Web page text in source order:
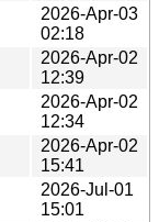
2026-Apr-03
02:18
2026-Apr-02
12:39
2026-Apr-02
12:34
2026-Apr-02
15:41
2026-Jul-01
15:01